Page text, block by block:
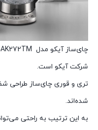
شرکت آیکو است.
تری و قوری چای‌ساز طراحی
شده‌اند.
به این ترتیب به راحتی